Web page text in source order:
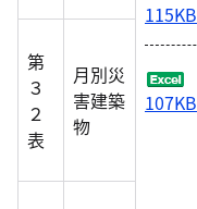
115KB
107KB
第
３
２
表
月別災
害建築
物